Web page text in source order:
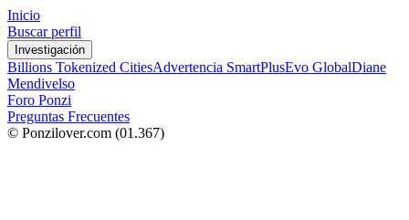
Inicio
Buscar perfil
Investigación
Billions Tokenized CitiesAdvertencia SmartPlusEvo GlobalDiane
Mendivelso
Foro Ponzi
Preguntas Frecuentes
© Ponzilover.com (01.367)